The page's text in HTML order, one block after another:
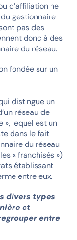
d’affiliation ne
gestionnaire
pas des
donc à des
du réseau.
fondée sur un
distingue un
réseau de
», lequel est un
dans le fait
du réseau
« franchisés »)
établissant
entre eux.
divers types
et
entre